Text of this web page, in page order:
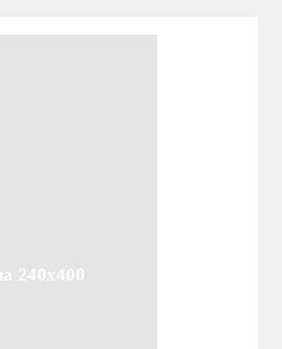
240x400